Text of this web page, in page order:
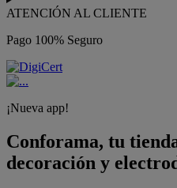
ATENCIÓN AL CLIENTE
Pago 100% Seguro
¡Nueva app!
Conforama, tu
decoración y